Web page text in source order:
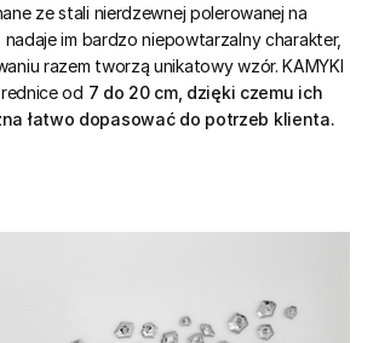
ze stali nierdzewnej polerowanej na
nadaje im bardzo niepowtarzalny charakter,
razem tworzą unikatowy wzór. KAMYKI
od 7 do 20 cm, dzięki czemu ich
łatwo dopasować do potrzeb klienta.